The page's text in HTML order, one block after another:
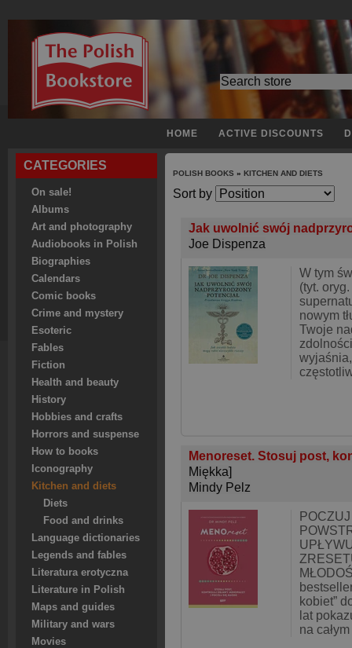
HOME ACTIVE DISCOUNTS
CATEGORIES
On sale!
Albums
Art and photography
Audiobooks in Polish
Biographies
Calendars
Comic books
Crime and mystery
Esoteric
Fables
Fiction
Health and beauty
History
Hobbies and crafts
Horrors and suspense
How to books
Iconography
Kitchen and diets
Diets
Food and drinks
Language dictionaries
Legends and fables
Literatura erotyczna
Literature in Polish
Maps and guides
Military and wars
Movies
POLISH BOOKS » KITCHEN AND DIETS
Sort by
Jak uwolnić swój
Joe Dispenza
W tym
(tyt.
nowym
Twoje
Menoreset. Stosuj post,
Miękka]
Mindy Pelz
kobiet”
lat
na